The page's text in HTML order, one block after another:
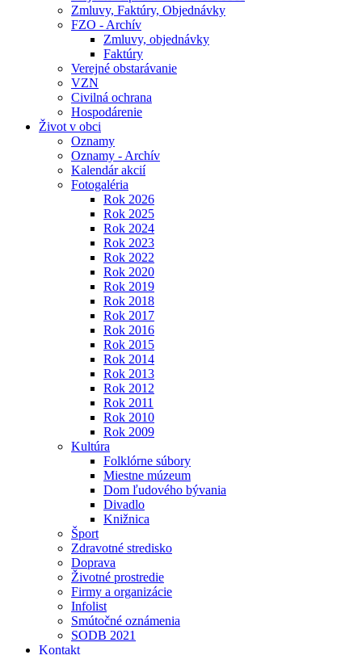
Zmluvy, Faktúry, Objednávky
FZO - Archív
Zmluvy, objednávky
Faktúry
Verejné obstarávanie
VZN
Civilná ochrana
Hospodárenie
Život v obci
Oznamy
Oznamy - Archív
Kalendár akcií
Fotogaléria
Rok 2026
Rok 2025
Rok 2024
Rok 2023
Rok 2022
Rok 2020
Rok 2019
Rok 2018
Rok 2017
Rok 2016
Rok 2015
Rok 2014
Rok 2013
Rok 2012
Rok 2011
Rok 2010
Rok 2009
Kultúra
Folklórne súbory
Miestne múzeum
Dom ľudového bývania
Divadlo
Knižnica
Šport
Zdravotné stredisko
Doprava
Životné prostredie
Firmy a organizácie
Infolist
Smútočné oznámenia
SODB 2021
Kontakt